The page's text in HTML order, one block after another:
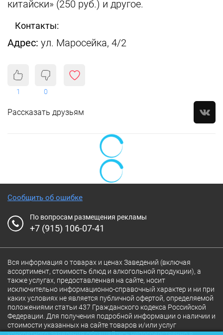
китайски» (250 руб.) и другое.
Контакты:
Адрес: ул. Маросейка, 4/2
1 0
Рассказать друзьям
Сообщить об ошибке
По вопросам размещения рекламы
+7 (915) 106-07-41
Вся информация о товарах и ценах Заведений (включая
ассортимент, стоимость блюд и алкогольной продукции), а
также услугах, предоставленная на сайте, носит
исключительно информационно-справочный характер и ни при
каких условиях не является публичной офертой, определяемой
положениями статьи 437 Гражданского кодекса Российской
Федерации. Для получения подробной информации о наличии и
стоимости указанных на сайте товаров и/или услуг